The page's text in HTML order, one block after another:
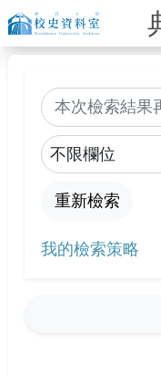
靜宜
搜尋
縮小查詢範圍
重新檢索
我的檢索策略